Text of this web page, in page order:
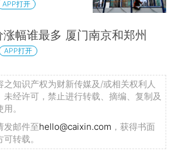
APP打开
幅谁最多 厦门南京和郑州
APP打开
之知识产权为财新传媒及/或相关权利人
未经许可，禁止进行转载、摘编、复制及
。
发邮件至hello@caixin.com ，获得书面
转载。